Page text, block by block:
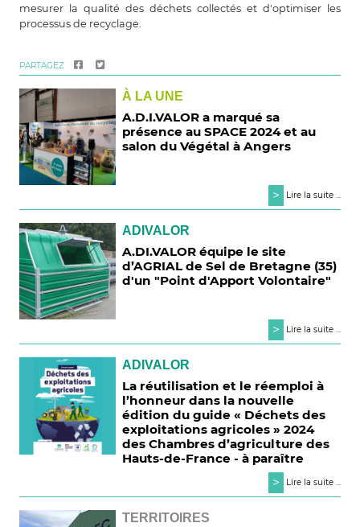
mesurer la qualité des déchets collectés et d'optimiser les
processus de recyclage.
PARTAGEZ
À LA UNE
A.D.I.VALOR a marqué sa
présence au SPACE 2024 et au
salon du Végétal à Angers
> Lire la suite ...
ADIVALOR
A.DI.VALOR équipe le site
d’AGRIAL de Sel de Bretagne (35)
d'un "Point d'Apport Volontaire"
> Lire la suite ...
ADIVALOR
La réutilisation et le réemploi à
l’honneur dans la nouvelle
édition du guide « Déchets des
exploitations agricoles » 2024
des Chambres d’agriculture des
Hauts-de-France - à paraître
>
Lire la suite ...
TERRITOIRES